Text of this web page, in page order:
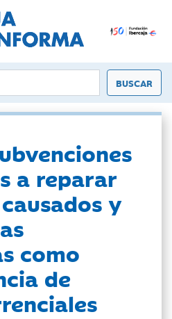
a reparar
y
como
de